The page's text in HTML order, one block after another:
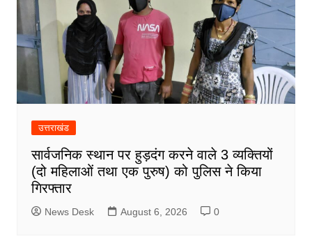
उत्तराखंड
सार्वजनिक स्थान पर हुड़दंग करने वाले 3 व्यक्तियों
(दो महिलाओं तथा एक पुरुष) को पुलिस ने किया
गिरफ्तार
News Desk August 6, 2026 0